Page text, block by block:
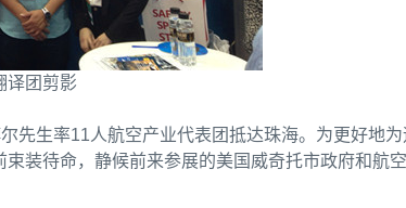
译团剪影
先生率11人航空产业代表团抵达珠海。为更好地为
装待命，静候前来参展的美国威奇托市政府和航